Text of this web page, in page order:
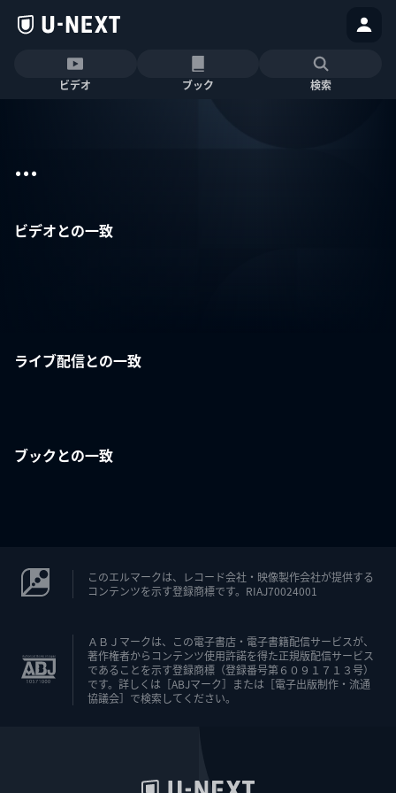
ビデオ ブック 検索
...
ビデオとの一致
ライブ配信との一致
ブックとの一致
このエルマークは、レコード会社・映像製作会社が提供する
コンテンツを示す登録商標です。RIAJ70024001
ＡＢＪマークは、この電子書店・電子書籍配信サービスが、
著作権者からコンテンツ使用許諾を得た正規版配信サービス
であることを示す登録商標（登録番号第６０９１７１３号）
です。詳しくは［ABJマーク］または［電子出版制作・流通
協議会］で検索してください。